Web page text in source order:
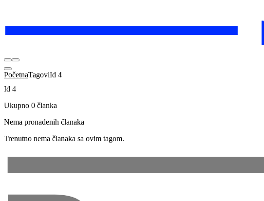
PočetnaTagoviId 4
Id 4
Ukupno 0 članka
Nema pronađenih članaka
Trenutno nema članaka sa ovim tagom.